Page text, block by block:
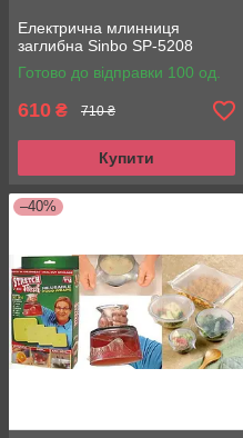
Електрична млинниця
заглибна Sinbo SP-5208
Готово до відправки 100 од.
610 ₴ 710 ₴
Купити
–40%